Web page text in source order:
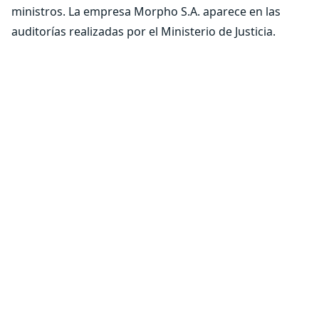
ministros. La empresa Morpho S.A. aparece en las
auditorías realizadas por el Ministerio de Justicia.